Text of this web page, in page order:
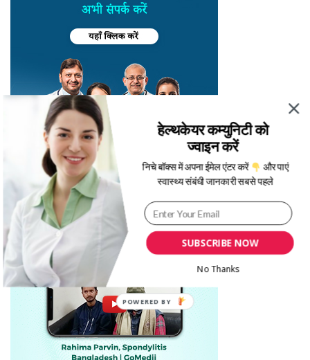
SUBSCRIBE NOW
हेल्थकेयर कम्युनिटी को
ज्वाइन करें
निचे बॉक्स में अपना ईमेल एंटर करें और पाएं
स्वास्थ्य संबंधी जानकारी सबसे पहले
No Thanks
POWERED BY